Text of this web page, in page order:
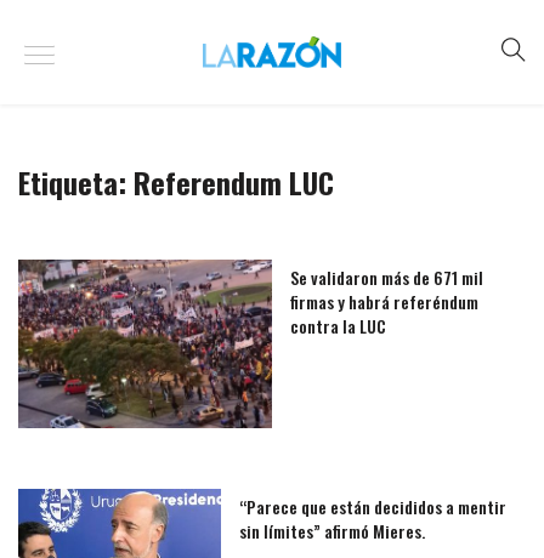
Etiqueta: Referendum LUC
Se validaron más de 671 mil
firmas y habrá referéndum
contra la LUC
“Parece que están decididos a mentir
sin límites” afirmó Mieres.